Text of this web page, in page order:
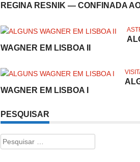
REGINA RESNIK — CONFINADA
WAGNER EM LISBOA II
WAGNER EM LISBOA I
PESQUISAR
Pesquisar
por: